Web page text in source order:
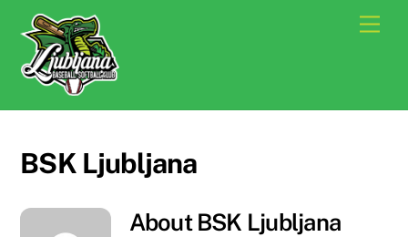
content
BSK Ljubljana
About BSK Ljubljana